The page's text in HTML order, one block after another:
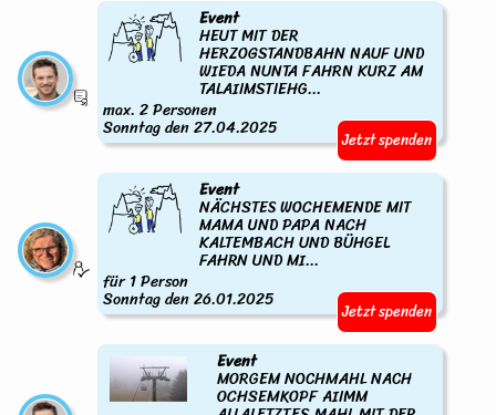
Event
HEUT MIT DER
HERZOGSTANDBAHN NAUF UND
WIEDA NUNTA FAHRN KURZ AM
TALAIIMSTIEHG...
max. 2 Personen
Sonntag den 27.04.2025 Jetzt spenden
Event
NÄCHSTES WOCHEMENDE MIT
MAMA UND PAPA NACH
KALTEMBACH UND BÜHGEL
FAHRN UND MI...
für 1 Person
Sonntag den 26.01.2025 Jetzt spenden
Event
MORGEM NOCHMAHL NACH
OCHSEMKOPF AIIMM